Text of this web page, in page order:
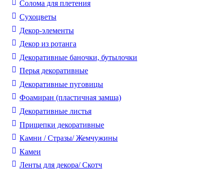
Солома для плетения
Cухоцветы
Декор-элементы
Декор из ротанга
Декоративные баночки, бутылочки
Перья декоративные
Декоративные пуговицы
Фоамиран (пластичная замша)
Декоративные листья
Прищепки декоративные
Камни / Cтразы/ Жемчужины
Камеи
Ленты для декора/ Скотч